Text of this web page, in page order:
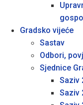
Gradsko vijeće
Sastav
Odbori,
Sjednice
Saziv
Saziv